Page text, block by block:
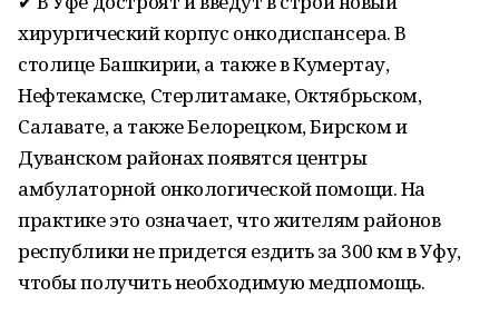
хирургический корпус онкодиспансера. В
столице Башкирии, а также в Кумертау,
Нефтекамске, Стерлитамаке, Октябрьском,
Салавате, а также Белорецком, Бирском и
Дуванском районах появятся центры
амбулаторной онкологической помощи. На
практике это означает, что жителям районов
республики не придется ездить за 300 км в Уфу,
чтобы получить необходимую медпомощь.